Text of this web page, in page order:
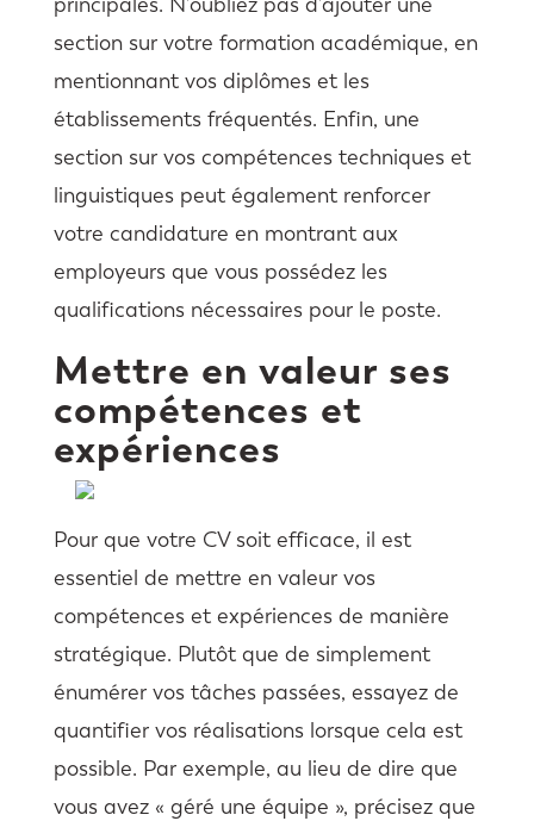
section sur votre formation académique, en
mentionnant vos diplômes et les
établissements fréquentés. Enfin, une
section sur vos compétences techniques et
linguistiques peut également renforcer
votre candidature en montrant aux
employeurs que vous possédez les
qualifications nécessaires pour le poste.
Mettre en valeur ses
compétences et
expériences
Pour que votre CV soit efficace, il est
essentiel de mettre en valeur vos
compétences et expériences de manière
stratégique. Plutôt que de simplement
énumérer vos tâches passées, essayez de
quantifier vos réalisations lorsque cela est
possible. Par exemple, au lieu de dire que
vous avez « géré une équipe », précisez que